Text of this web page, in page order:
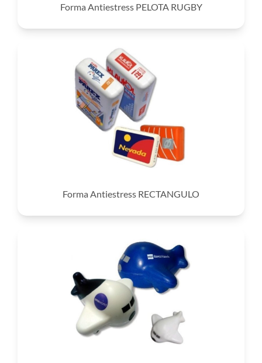
Forma Antiestress PELOTA RUGBY
Forma Antiestress RECTANGULO